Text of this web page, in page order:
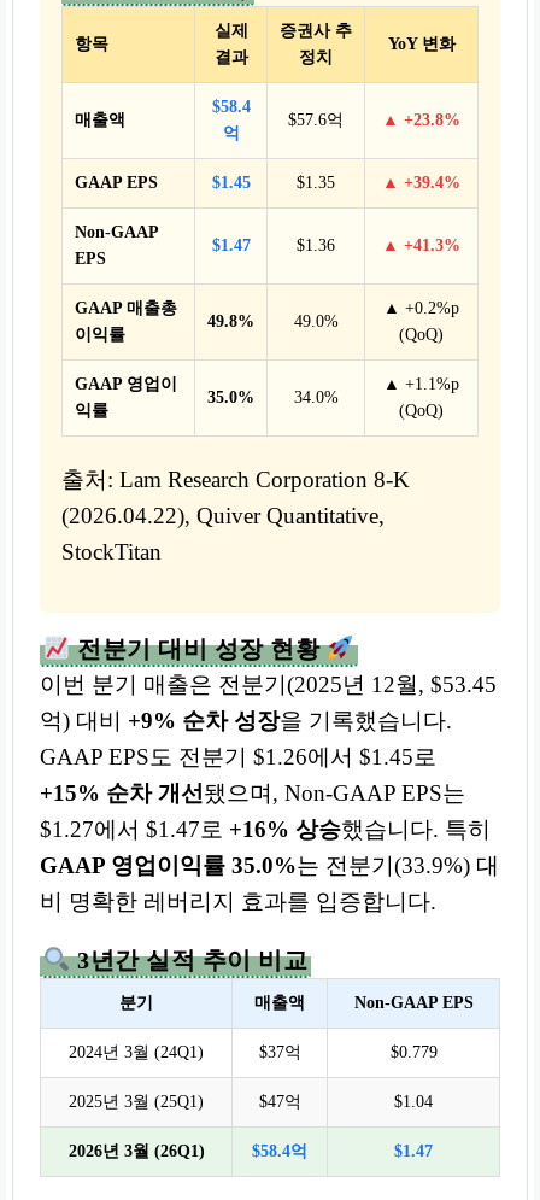
항목
실제
결과
증권사 추
정치
YoY 변화
매출액
$58.4
억
$57.6억 ▲ +23.8%
GAAP EPS $1.45 $1.35 ▲ +39.4%
Non-GAAP
EPS
$1.47 $1.36 ▲ +41.3%
GAAP 매출총
이익률
49.8% 49.0%
▲ +0.2%p
(QoQ)
GAAP 영업이
익률
35.0% 34.0%
▲ +1.1%p
(QoQ)
출처: Lam Research Corporation 8-K
(2026.04.22), Quiver Quantitative,
StockTitan
전분기 대비 성장 현황
이번 분기 매출은 전분기(2025년 12월, $53.45
억) 대비 +9% 순차 성장을 기록했습니다.
GAAP EPS도 전분기 $1.26에서 $1.45로
+15% 순차 개선됐으며, Non-GAAP EPS는
$1.27에서 $1.47로 +16% 상승했습니다. 특히
GAAP 영업이익률 35.0%는 전분기(33.9%) 대
비 명확한 레버리지 효과를 입증합니다.
3년간 실적 추이 비교
분기 매출액 Non-GAAP EPS
2024년 3월 (24Q1) $37억 $0.779
2025년 3월 (25Q1) $47억 $1.04
2026년 3월 (26Q1) $58.4억 $1.47